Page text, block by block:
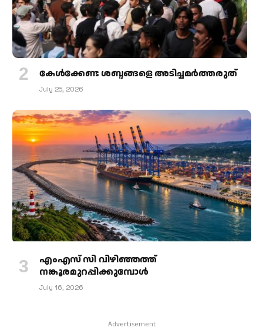
കേള്‍ക്കേണ്ട ശബ്ദങ്ങളെ അടിച്ചമര്‍ത്തരുത്
July 25, 2026
എംഎസ് സി വിഴിഞ്ഞത്ത്
നങ്കൂരമുറപ്പിക്കുമ്പോള്‍
July 16, 2026
Advertisement